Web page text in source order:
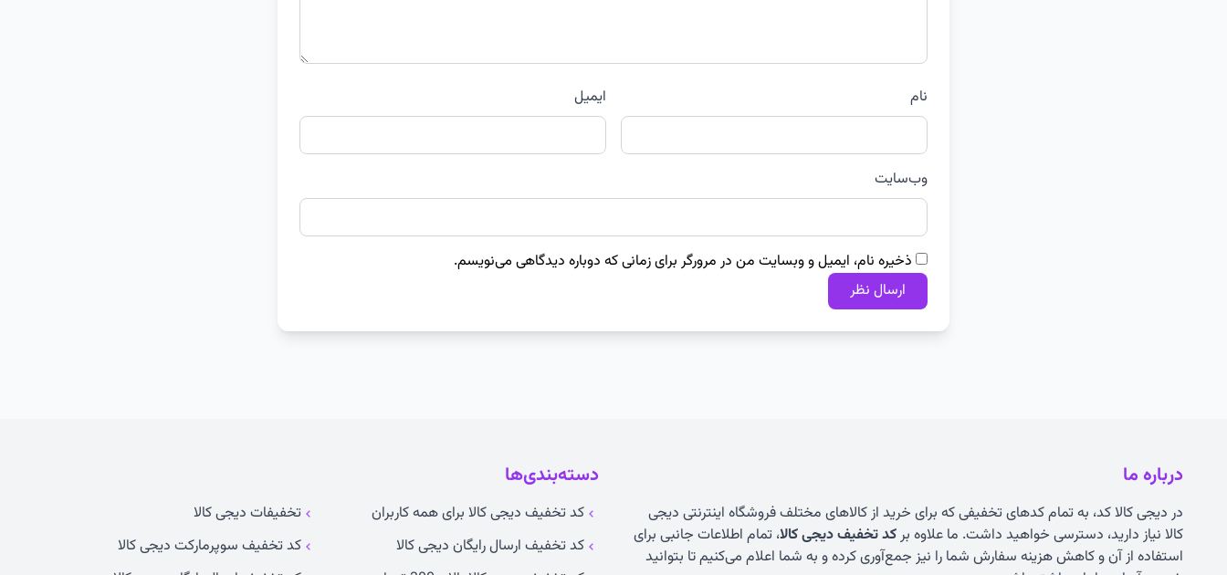
نام ایمیل
وب‌سایت
ذخیره نام، ایمیل و وبسایت من در مرورگر برای زمانی که دوباره دیدگاهی می‌نویسم.
درباره ما
در دیجی کالا کد، به تمام کدهای تخفیفی که برای خرید از کالاهای مختلف فروشگاه اینترنتی دیجی
کالا نیاز دارید، دسترسی خواهید داشت. ما علاوه برکد تخفیف دیجی کالا، تمام اطلاعات جانبی برای
استفاده از آن و کاهش هزینه سفارش شما را نیز جمع‌آوری کرده و به شما اعلام می‌کنیم تا بتوانید
دسته‌بندی‌ها
کد تخفیف دیجی کالا برای همه کاربران
تخفیفات دیجی کالا
کد تخفیف ارسال رایگان دیجی کالا
کد تخفیف سوپرمارکت دیجی کالا